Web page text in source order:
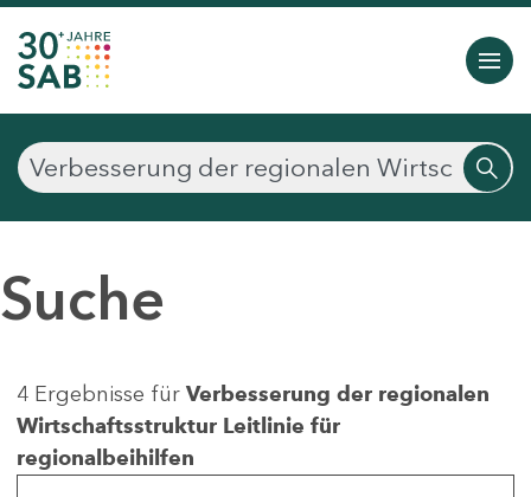
Suche
4 Ergebnisse für Verbesserung der regionalen
Wirtschaftsstruktur Leitlinie für
regionalbeihilfen